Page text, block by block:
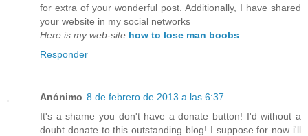
for extra of your wonderful post. Additionally, I have shared
your website in my social networks
Here is my web-site how to lose man boobs
Responder
Anónimo 8 de febrero de 2013 a las 6:37
It's a shame you don't have a donate button! I'd without a
doubt donate to this outstanding blog! I suppose for now i'll